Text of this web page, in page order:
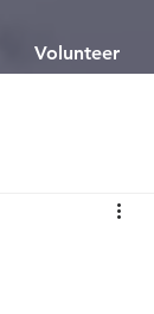
Volunteer